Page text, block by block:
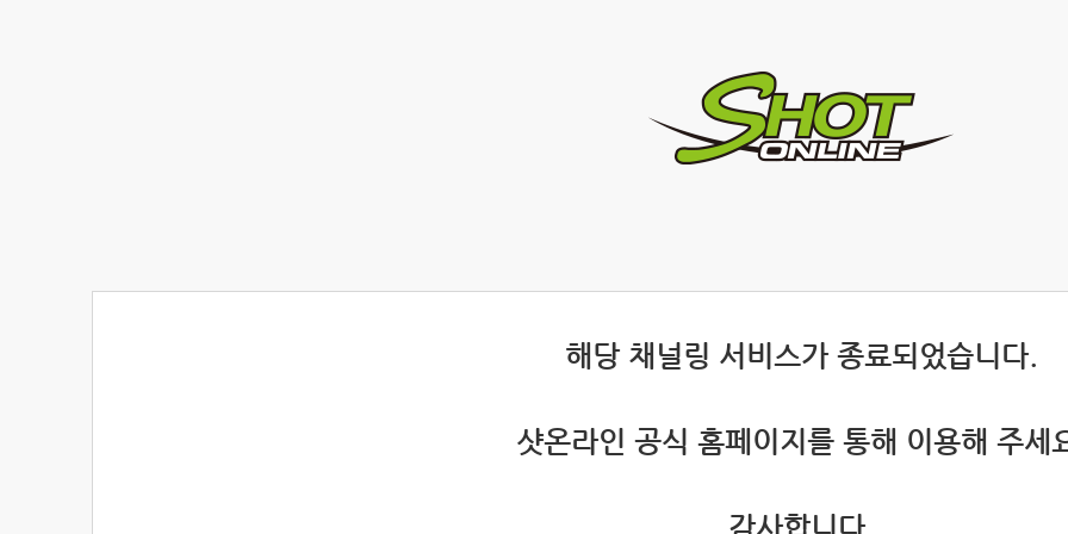
해당 채널링 서비스가 종료되었습니다.
샷온라인 공식 홈페이지를 통해 이용해 주세